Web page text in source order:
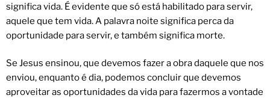
significa vida. É evidente que só está habilitado para servir,
aquele que tem vida. A palavra noite significa perca da
oportunidade para servir, e também significa morte.
Se Jesus ensinou, que devemos fazer a obra daquele que nos
enviou, enquanto é dia, podemos concluir que devemos
aproveitar as oportunidades da vida para fazermos a vontade